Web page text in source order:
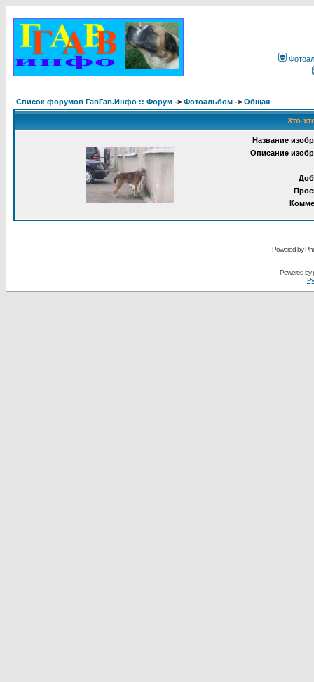
Список форумов ГавГав.Инфо :: Форум -> Фотоальбом -> Общая
Хто-
Название
Описание
Powered by
Powered by